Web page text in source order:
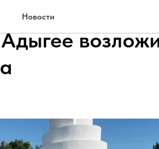
Новостисотрудники